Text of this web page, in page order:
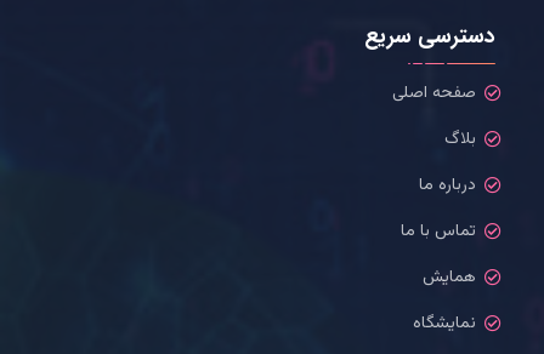
دسترسی سریع
صفحه اصلی
بلاگ
درباره ما
تماس با ما
همایش
نمایشگاه